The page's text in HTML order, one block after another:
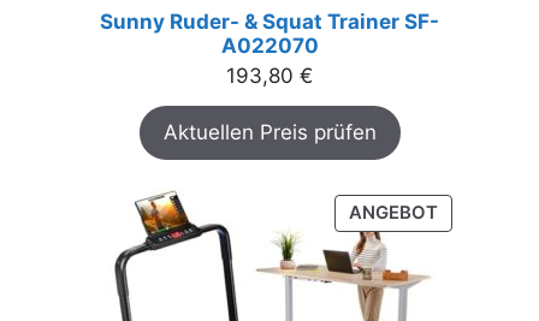
Sunny Ruder- & Squat Trainer SF-
A022070
193,80 €
Aktuellen Preis prüfen
ANGEBOTPRODUKT
IM